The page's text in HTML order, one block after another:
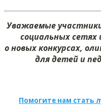
Уважаемые
социальных
о новых конкурсах,
для детей и
Помогите нам стать